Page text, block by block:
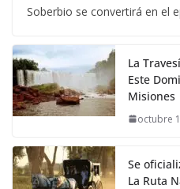
Soberbio se convertirá en el
La
Este
Misiones
octubre
Se
La Ruta